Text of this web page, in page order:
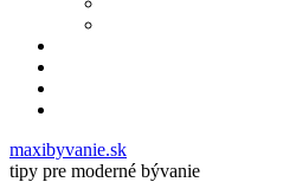
maxibyvanie.sk
tipy pre moderné bývanie